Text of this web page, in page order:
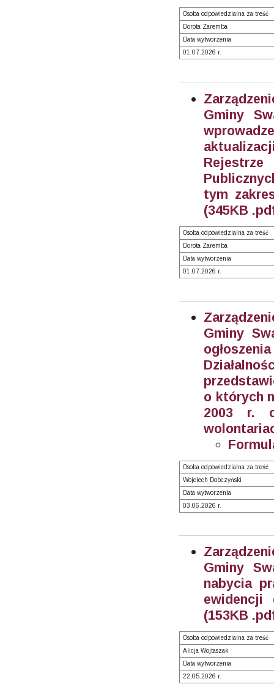
Osoba odpowiedzialna za treść
Dorota Zaremba
Data wytworzenia
01.07.2026 r.
Gminy
tym
(345KB
Osoba odpowiedzialna za treść
Dorota Zaremba
Data wytworzenia
01.07.2026 r.
Gminy
o których
2003 r.
Osoba odpowiedzialna za treść
Wojciech Dobczyński
Data wytworzenia
03.06.2026 r.
Gminy
nabycia
ewidencji
(153KB
Osoba odpowiedzialna za treść
Alicja Wojtaszak
Data wytworzenia
22.05.2026 r.